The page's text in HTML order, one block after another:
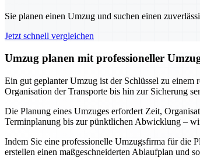
Sie planen einen Umzug und suchen einen
Jetzt schnell vergleichen
Umzug planen mit professioneller
Ein gut geplanter Umzug ist der Schlüssel zu einem
Organisation der Transporte bis hin zur Sicherung
Die Planung eines Umzuges erfordert Zeit,
Terminplanung bis zur pünktlichen Abwicklung –
Indem Sie eine professionelle Umzugsfirma für die
erstellen einen maßgeschneiderten Ablaufplan und